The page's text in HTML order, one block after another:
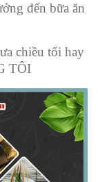
đến bữa ăn
chiều tối hay
TÔI